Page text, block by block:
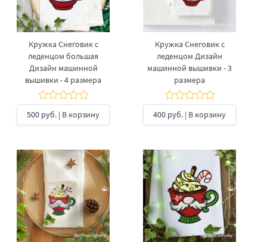
Кружка Снеговик с
леденцом большая
Дизайн машинной
вышивки - 4 размера
500 руб. | В корзину
Кружка Снеговик с
леденцом Дизайн
машинной вышивки - 3
размера
400 руб. | В корзину